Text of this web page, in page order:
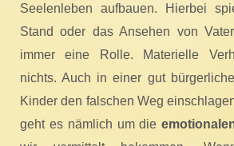
Seelenleben aufbauen. Hierbei
Stand oder das Ansehen von
immer eine Rolle. Materielle
nichts. Auch in einer gut
Kinder den falschen Weg
geht es nämlich um die